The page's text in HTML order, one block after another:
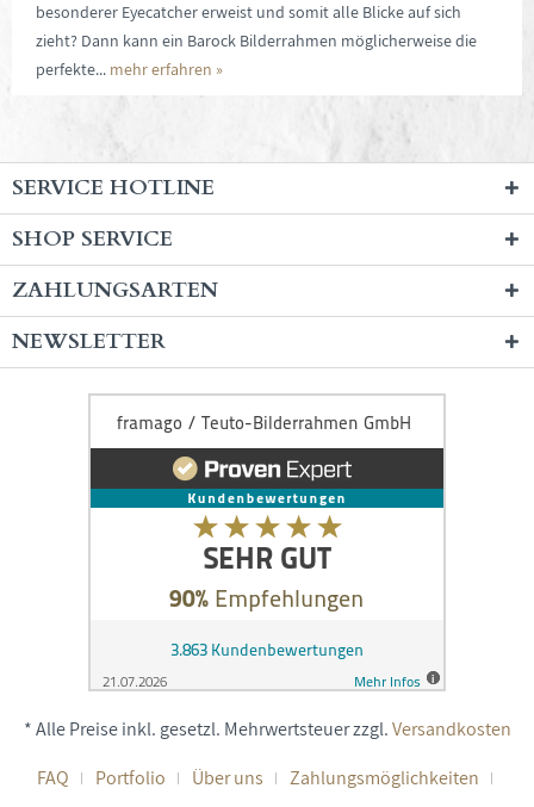
besonderer Eyecatcher erweist und somit alle Blicke auf sich
zieht? Dann kann ein Barock Bilderrahmen möglicherweise die
perfekte... mehr erfahren »
SERVICE HOTLINE
SHOP SERVICE
ZAHLUNGSARTEN
NEWSLETTER
* Alle Preise inkl. gesetzl. Mehrwertsteuer zzgl.Versandkosten
FAQ
Portfolio Über uns Zahlungsmöglichkeiten